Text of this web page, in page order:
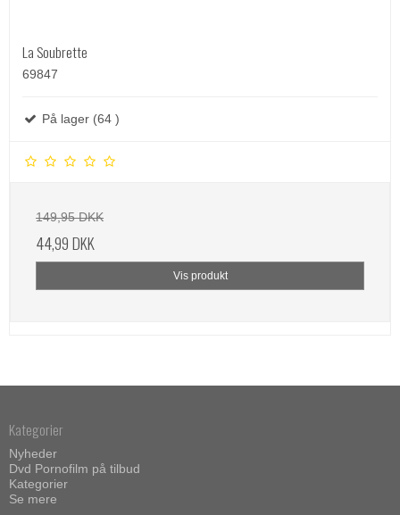
La Soubrette
69847
På lager (64 )
149,95 DKK
44,99 DKK
Vis produkt
Kategorier
Nyheder
Dvd Pornofilm på tilbud
Kategorier
Se mere